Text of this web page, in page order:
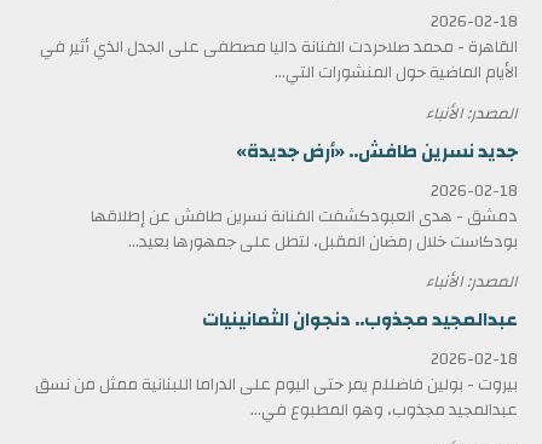
2026-02-18
القاهرة - محمد صلاحردت الفنانة داليا مصطفى على الجدل الذي أثير في
الأيام الماضية حول المنشورات التي...
المصدر: الأنباء
جديد نسرين طافش.. «أرض جديدة»
2026-02-18
دمشق - هدى العبودكشفت الفنانة نسرين طافش عن إطلاقها
بودكاست خلال رمضان المقبل، لتطل على جمهورها بعيد...
المصدر: الأنباء
عبدالمجيد مجذوب.. دنجوان الثمانينيات
2026-02-18
بيروت - بولين فاضللم يمر حتى اليوم على الدراما اللبنانية ممثل من نسق
عبدالمجيد مجذوب، وهو المطبوع في...